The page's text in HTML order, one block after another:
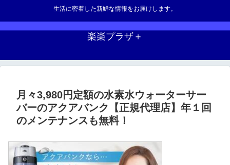
生活に密着した新鮮な情報をお届けします。
楽楽プラザ＋
月々3,980円定額の水素水ウォーターサー
バーのアクアバンク【正規代理店】年１回
のメンテナンスも無料！